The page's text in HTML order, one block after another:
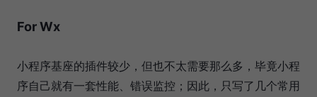
For Wx
小程序基座的插件较少，但也不太需要那么多，毕竟小程
序自己就有一套性能、错误监控；因此，只写了几个常用